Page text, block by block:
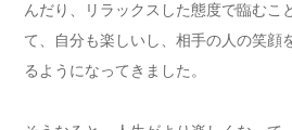
んだり、リラックスした態度で臨むこ
て、自分も楽しいし、相手の人の笑顔
るようになってきました。